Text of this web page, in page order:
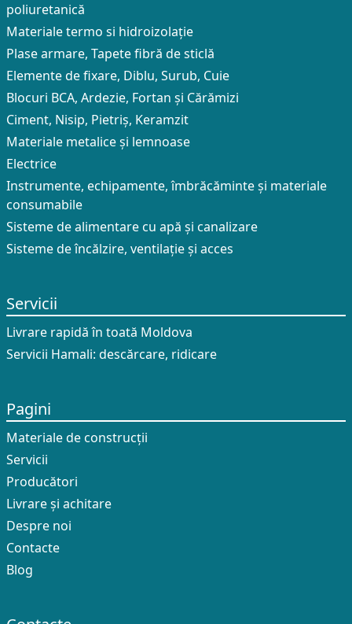
poliuretanică
Materiale termo si hidroizolație
Plase armare, Tapete fibră de sticlă
Elemente de fixare, Diblu, Surub, Cuie
Blocuri BCA, Ardezie, Fortan și Cărămizi
Ciment, Nisip, Pietriș, Keramzit
Materiale metalice și lemnoase
Electrice
Instrumente, echipamente, îmbrăcăminte și materiale
consumabile
Sisteme de alimentare cu apă și canalizare
Sisteme de încălzire, ventilație și acces
Servicii
Livrare rapidă în toată Moldova
Servicii Hamali: descărcare, ridicare
Pagini
Materiale de construcții
Servicii
Producători
Livrare și achitare
Despre noi
Contacte
Blog